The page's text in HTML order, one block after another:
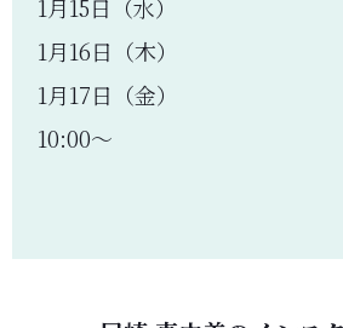
1月15日（水）
1月16日（木）
1月17日（金）
10:00～